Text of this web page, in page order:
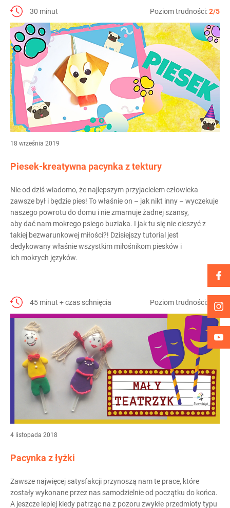
30 minut Poziom trudności:2/5
18 września 2019
Piesek-kreatywna pacynka z tektury
Nie od dziś wiadomo, że najlepszym przyjacielem człowieka
zawsze był i będzie pies! To właśnie on – jak nikt inny – wyczekuje
naszego powrotu do domu i nie zmarnuje żadnej szansy,
aby dać nam mokrego psiego buziaka. I jak tu się nie cieszyć z
takiej bezwarunkowej miłości?! Dzisiejszy tutorial jest
dedykowany właśnie wszystkim miłośnikom piesków i
ich mokrych języków.
45 minut + czas schnięcia Poziom trudności: 3/5
4 listopada 2018
Pacynka z łyżki
Zawsze najwięcej satysfakcji przynoszą nam te prace, które
zostały wykonane przez nas samodzielnie od początku do końca.
A jeszcze lepiej kiedy patrząc na z pozoru zwykłe przedmioty typu